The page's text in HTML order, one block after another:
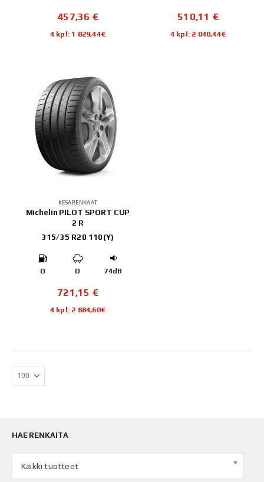
457,36 €
4 kpl: 1 829,44€
510,11 €
4 kpl: 2 040,44€
KESÄRENKAAT
Michelin PILOT SPORT CUP
2 R
315/35 R20 110(Y)
D D 74dB
721,15 €
4 kpl: 2 884,60€
HAE RENKAITA
Kaikki tuotteet